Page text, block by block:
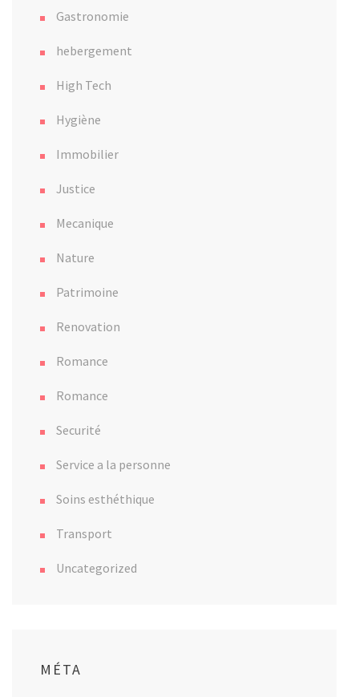
Gastronomie
hebergement
High Tech
Hygiène
Immobilier
Justice
Mecanique
Nature
Patrimoine
Renovation
Romance
Romance
Securité
Service a la personne
Soins esthéthique
Transport
Uncategorized
MÉTA